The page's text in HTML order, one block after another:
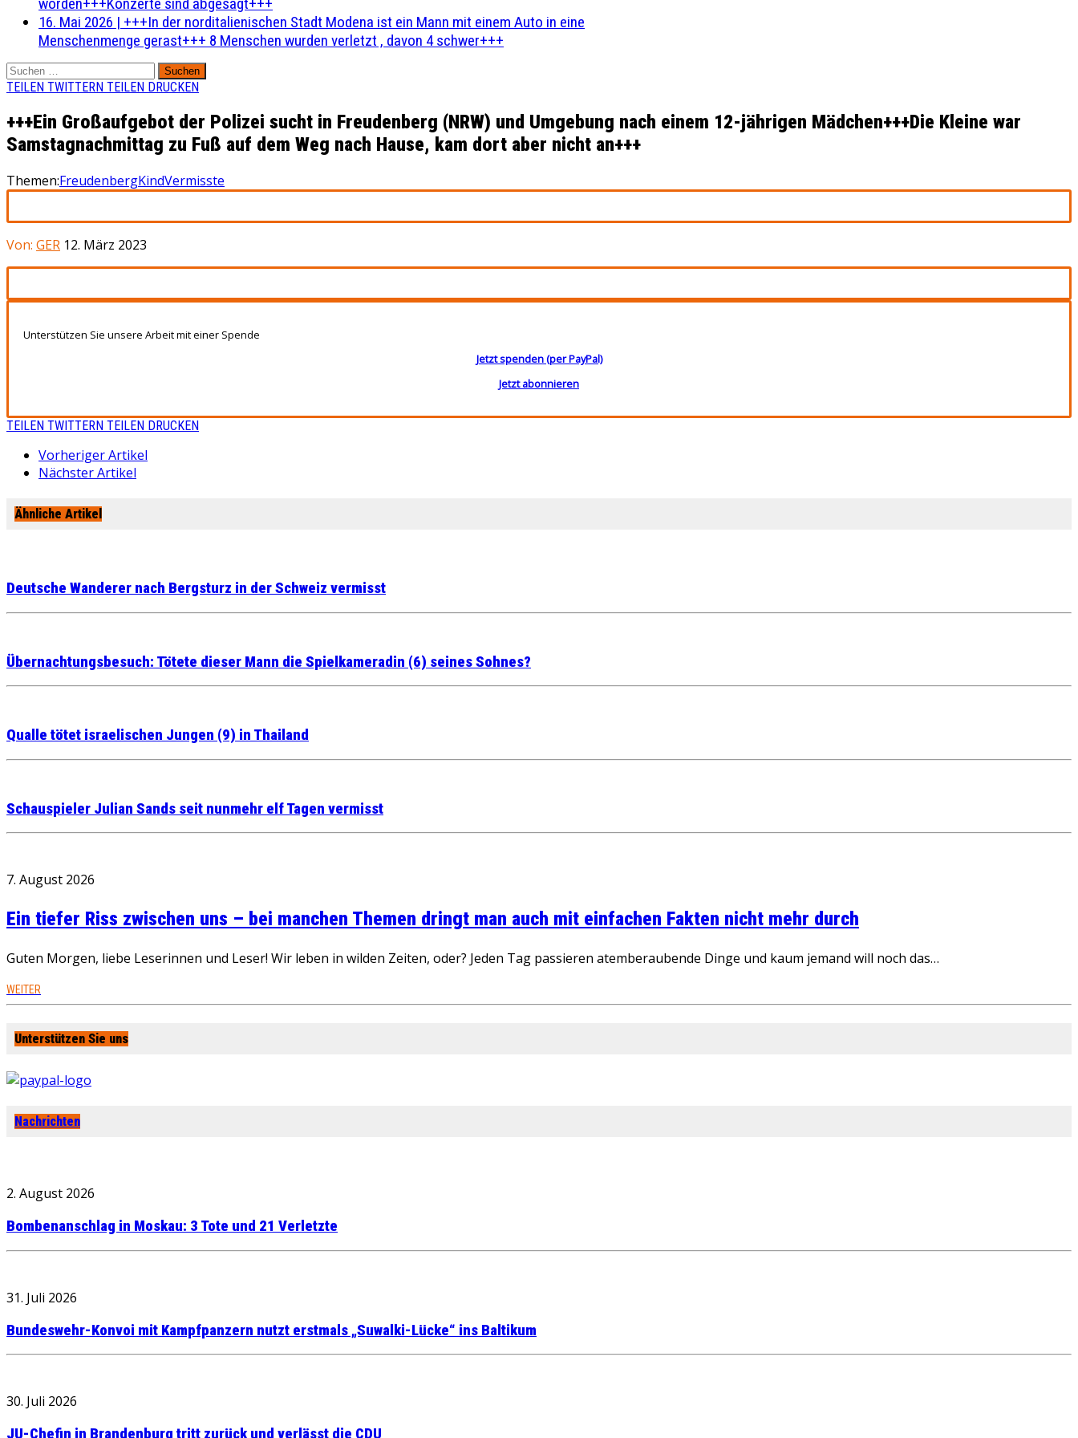
16. Mai 2026 | +++In der norditalienischen Stadt Modena ist ein Mann mit einem Auto in eine
Menschenmenge gerast+++ 8 Menschen wurden verletzt , davon 4 schwer+++
Suchen
nach:
TEILEN TWITTERN TEILEN DRUCKEN
+++Ein Großaufgebot der Polizei sucht in Freudenberg (NRW) und Umgebung nach einem 12-jährigen Mädchen+++Die Kleine war
Samstagnachmittag zu Fuß auf dem Weg nach Hause, kam dort aber nicht an+++
Themen:FreudenbergKindVermisste
Von: GER 12. März 2023
Unterstützen Sie unsere Arbeit mit einer Spende
Jetzt spenden (per PayPal)
Jetzt abonnieren
TEILEN TWITTERN TEILEN DRUCKEN
Vorheriger Artikel
Nächster Artikel
Ähnliche Artikel
Deutsche Wanderer nach Bergsturz in der Schweiz vermisst
Übernachtungsbesuch: Tötete dieser Mann die Spielkameradin (6) seines Sohnes?
Qualle tötet israelischen Jungen (9) in Thailand
Schauspieler Julian Sands seit nunmehr elf Tagen vermisst
7. August 2026
Ein tiefer Riss zwischen uns – bei manchen Themen dringt man auch mit einfachen Fakten nicht mehr durch
Guten Morgen, liebe Leserinnen und Leser! Wir leben in wilden Zeiten, oder? Jeden Tag passieren atemberaubende Dinge und kaum jemand will noch das…
WEITER
Unterstützen Sie uns
Nachrichten
2. August 2026
Bombenanschlag in Moskau: 3 Tote und 21 Verletzte
31. Juli 2026
Bundeswehr-Konvoi mit Kampfpanzern nutzt erstmals „Suwalki-Lücke“ ins Baltikum
30. Juli 2026
JU-Chefin in Brandenburg tritt zurück und verlässt die CDU